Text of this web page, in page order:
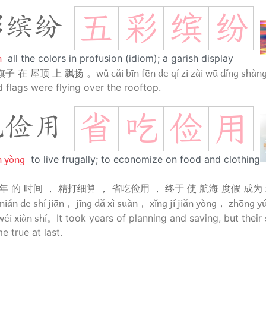
纷 五 彩 缤 纷
all the colors in profusion (idiom); a garish display
在 屋顶 上 飘扬 。 wǔ cǎi bīn fēn de qí zi zài wū dǐng
flags were flying over the rooftop.
用 省 吃 俭 用
yòng to live frugally; to economize on food and clothing;
的 时间 ， 精打细算 ， 省吃俭用 ， 终于 使 航海 度假 成为
de shí jiān， jīng dǎ xì suàn， xǐng jí jiǎn yòng， zhōng
xiàn shí。 It took years of planning and saving, but their
true at last.